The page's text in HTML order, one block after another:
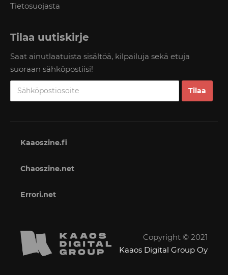
Tietosuojasta
Tilaa uutiskirje
Saat ainutlaatuista sisältöä, kilpailuja sekä etuja
suoraan sähköpostiisi!
Kaaoszine.fi
Chaoszine.net
Errori.net
Copyright © 2021
Kaaos Digital Group Oy